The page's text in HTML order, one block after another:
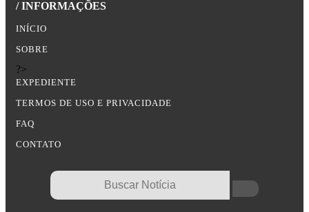
/ INFORMAÇÕES
INÍCIO
SOBRE
?>
EXPEDIENTE
TERMOS DE USO E PRIVACIDADE
FAQ
CONTATO